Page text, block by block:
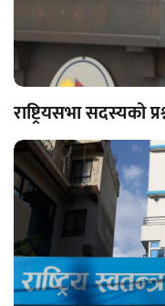
राष्ट्रियसभा सदस्यको